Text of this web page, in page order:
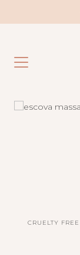
CRUELTY FREE